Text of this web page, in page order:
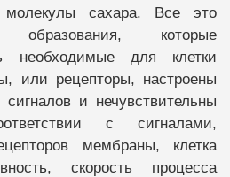
сахара. Все это
которые
необходимые для клетки
или рецепторы, настроены
и нечувствительны
с сигналами,
мембраны, клетка
скорость процесса